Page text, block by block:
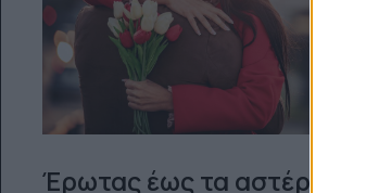
Έρωτας έως τα αστέρια! Οι